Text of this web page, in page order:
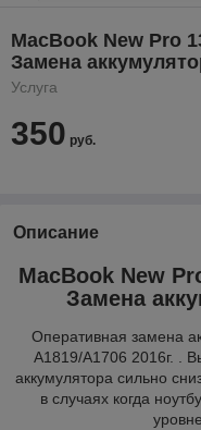
MacBook New Pro
Замена
Услуга
350 руб.
Описание
MacBook New
Замена
Оперативная замена
А1819/А1706 2016г. .
аккумулятора сильно
в случаях когда